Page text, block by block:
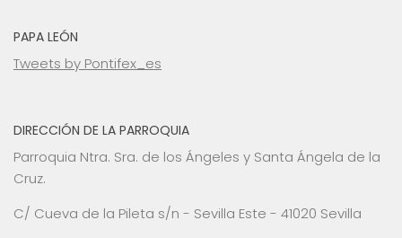
PAPA LEÓN
Tweets by Pontifex_es
DIRECCIÓN DE LA PARROQUIA
Parroquia Ntra. Sra. de los Ángeles y Santa Ángela de la
Cruz.
C/ Cueva de la Pileta s/n - Sevilla Este - 41020 Sevilla